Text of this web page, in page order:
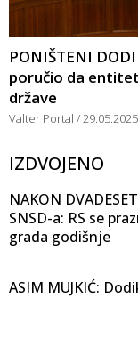
PONIŠTENI
poručio da
države
Valter Portal 29.05.2025
IZDVOJENO
NAKON
SNSD-a: RS se
grada godišnje
ASIM MUJKIĆ: